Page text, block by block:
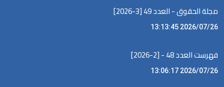
مجلة الحقوق - العدد 49 [3-2026]
2026/07/26 13:13:45
فهرست العدد 48 - [2-2026]
2026/07/26 13:06:17